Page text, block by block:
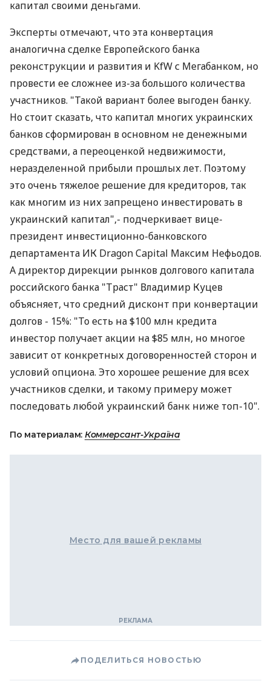
капитал своими деньгами.
Эксперты отмечают, что эта конвертация
аналогична сделке Европейского банка
реконструкции и развития и KfW с Мегабанком, но
провести ее сложнее из-за большого количества
участников. "Такой вариант более выгоден банку.
Но стоит сказать, что капитал многих украинских
банков сформирован в основном не денежными
средствами, а переоценкой недвижимости,
неразделенной прибыли прошлых лет. Поэтому
это очень тяжелое решение для кредиторов, так
как многим из них запрещено инвестировать в
украинский капитал",- подчеркивает вице-
президент инвестиционно-банковского
департамента ИК Dragon Capital Максим Нефьодов.
А директор дирекции рынков долгового капитала
российского банка "Траст" Владимир Куцев
объясняет, что средний дисконт при конвертации
долгов - 15%: "То есть на $100 млн кредита
инвестор получает акции на $85 млн, но многое
зависит от конкретных договоренностей сторон и
условий опциона. Это хорошее решение для всех
участников сделки, и такому примеру может
последовать любой украинский банк ниже топ-10".
По материалам: Коммерсант-Україна
Место для вашей рекламы
ПОДЕЛИТЬСЯ НОВОСТЬЮ